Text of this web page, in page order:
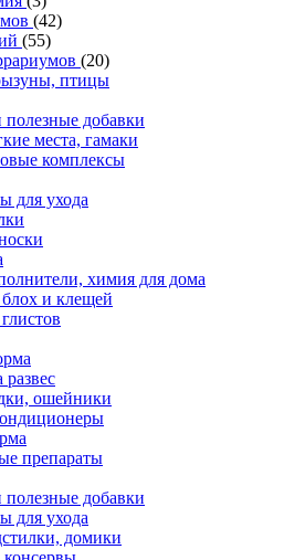
(42)
(55)
(20)
птицы
добавки
места, гамаки
комплексы
для ухода
химия для дома
и клещей
ошейники
препараты
добавки
для ухода
домики